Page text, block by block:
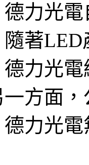
力光
著
力光
方面
力光